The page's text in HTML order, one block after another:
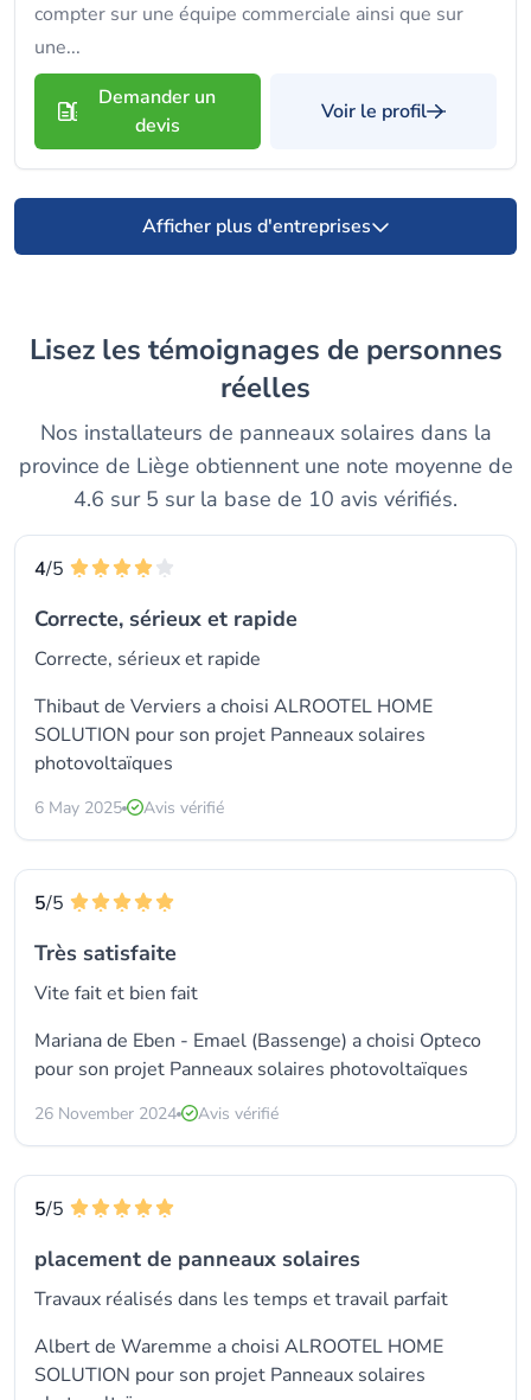
compter sur une équipe commerciale ainsi que sur
une...
Demander un
devis
Voir le profil
Afficher plus d'entreprises
Lisez les témoignages de personnes
réelles
Nos installateurs de panneaux solaires dans la
province de Liège obtiennent une note moyenne de
4.6 sur 5 sur la base de 10 avis vérifiés.
4/5
Correcte, sérieux et rapide
Correcte, sérieux et rapide
Thibaut de Verviers a choisi ALROOTEL HOME
SOLUTION pour son projet Panneaux solaires
photovoltaïques
6 May 2025 Avis vérifié
5/5
Très satisfaite
Vite fait et bien fait
Mariana de Eben - Emael (Bassenge) a choisi Opteco
pour son projet Panneaux solaires photovoltaïques
26 November 2024 Avis vérifié
5/5
placement de panneaux solaires
Travaux réalisés dans les temps et travail parfait
Albert de Waremme a choisi ALROOTEL HOME
SOLUTION pour son projet Panneaux solaires